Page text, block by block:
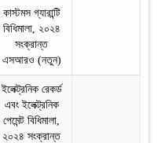
কাস্টমস গ্যারান্টি
বিধিমালা, ২০২৪
সংক্রান্ত
এসআরও (নতুন)
ইলেক্ট্রনিক রেকর্ড
এবং ইলেক্ট্রনিক
পেমেন্ট বিধিমালা,
২০২৪ সংক্রান্ত